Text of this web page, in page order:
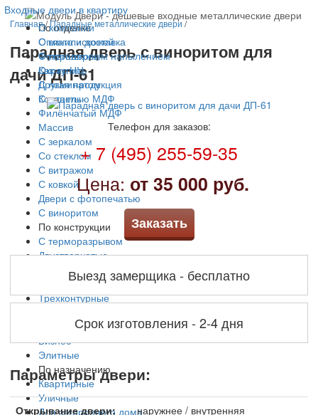
Входные двери в квартиру
По отделке
С винилискожей
С порошковым напылением
Окрас НЦ
С ламинатом
С панелью МДФ
Филёнчатый МДФ
Массив
С зеркалом
Со стеклом
С витражом
С ковкой
Двери с фотопечатью
С виноритом
По конструкции
С терморазрывом
Двустворчатые
Арочные
Решетчатые
Трехконтурные
Бизнес
Элитные
По назначению
Квартирные
Уличные
Для загородного дома
О компании
Оплата и доставка
Фотогалерея
Как купить
Другая продукция
Контакты
Главная/ Парадные металлические двери /
Парадная дверь с виноритом для
дачи ДП-61
Телефон для заказов:
+ 7 (495) 255-59-35
Цена: от 35 000 руб.
Заказать
Выезд замерщика - бесплатно
Срок изготовления - 2-4 дня
Параметры двери:
Открывание двери:
наружнее / внутренняя